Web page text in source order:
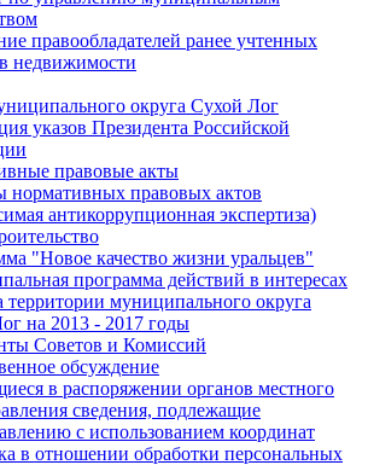
правообладателей ранее учтенных
недвижимости
округа Сухой Лог
указов Президента Российской
правовые акты
нормативных правовых актов
антикоррупционная экспертиза)
"Новое качество жизни уральцев"
программа действий в интересах
территории муниципального округа
на 2013 - 2017 годы
Советов и Комиссий
обсуждение
в распоряжении органов местного
сведения, подлежащие
с использованием координат
в отношении обработки персональных